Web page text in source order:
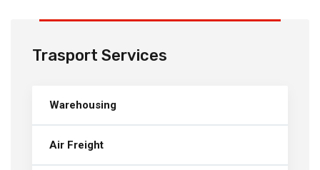
Trasport Services
Warehousing
Air Freight